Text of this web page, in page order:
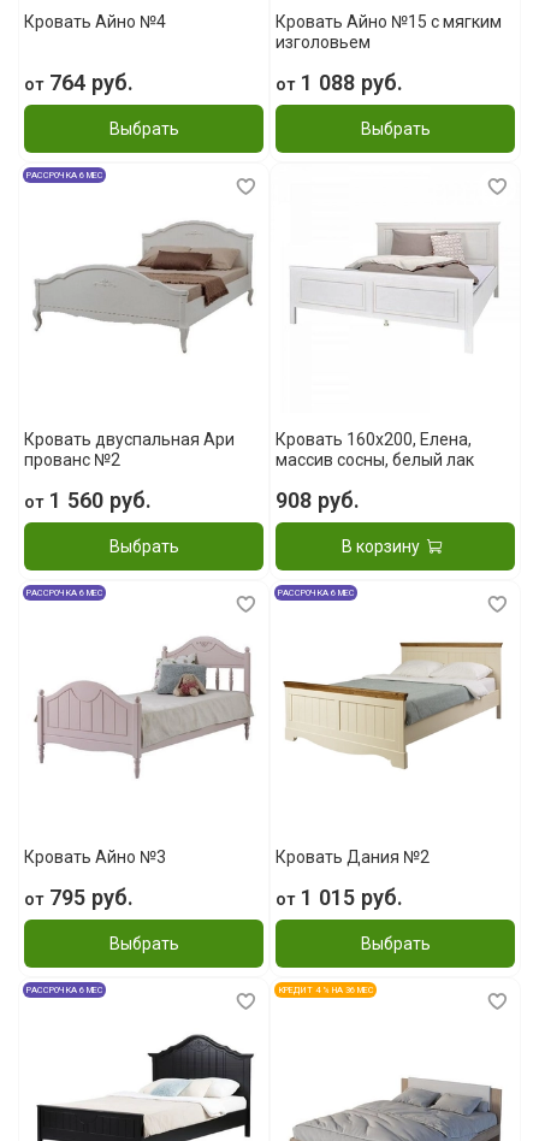
Кровать Айно №4
от764 руб.
Выбрать
Кровать Айно №15 с мягким
изголовьем
от1 088 руб.
Выбрать
РАССРОЧКА 6 МЕС
Кровать двуспальная Ари
прованс №2
от1 560 руб.
Выбрать
Кровать 160x200, Елена,
массив сосны, белый лак
908 руб.
В корзину
РАССРОЧКА 6 МЕС
Кровать Айно №3
от795 руб.
Выбрать
РАССРОЧКА 6 МЕС
Кровать Дания №2
от1 015 руб.
Выбрать
РАССРОЧКА 6 МЕС КРЕДИТ 4 % НА 36 МЕС